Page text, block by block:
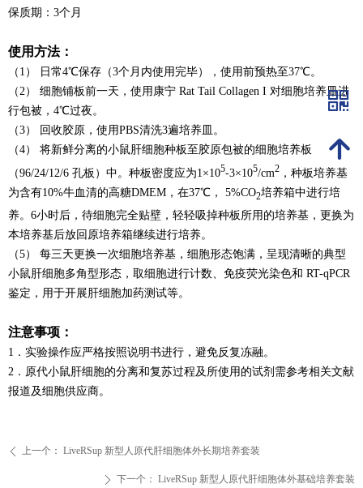
ꄴ 上一个： LiveRSup 新型人原代肝细胞体外长期培养套装
ꄲ 下一个： LiveRSup 新型人原代肝细胞体外基础培养套装
保质期：3个月
使用方法：
（1） 日常4℃保存（3个月内使用完毕），使用前预热至37℃。
（2） 细胞铺板前一天，使用康宁 Rat Tail Collagen I 对细胞培养皿进
行包被，4℃过夜。
（3） 回收胶原，使用PBS清洗3遍培养皿。
（4） 将新鲜分离的小鼠肝细胞种板至胶原包被的细胞培养板
（96/24/12/6 孔板）中。种板 密度应为1×105-3×105/cm2 ，种板培养基
为含有10%牛血清的高糖DMEM，在37℃， 5%CO2培养箱中进行培
养。6小时后，待细胞完全贴壁，轻轻吸掉种板所用的培养基，更换为
本培养基后放回原培养箱继续进行培养。
（5） 每三天更换一次细胞培养基，细胞形态饱满，呈现清晰的典型
小鼠肝细胞多角型形态，取细胞进行计数、免疫荧光染色和 RT-qPCR
鉴定，用于开展肝细胞加药测试等。
注意事项：
1 ．实验操作应严格按照说明书进行，避免反复冻融。
2 ．原代小鼠肝细胞的分离和复苏过程及所使用的试剂需参考相关文献
报道及细胞供应商。
낃
녕